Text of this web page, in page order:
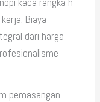
Biaya
dari harga
pemasangan